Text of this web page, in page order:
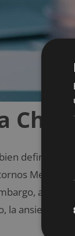
definida, y
algunos
la ansiedad